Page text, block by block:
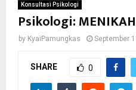
Konsultasi Psikologi
Psikologi:
by KyaiPamungkas September
SHARE 0